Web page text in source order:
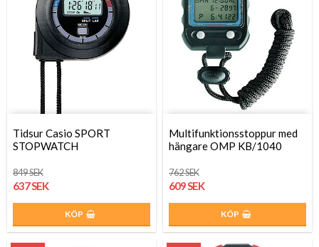
Tidsur Casio SPORT
STOPWATCH
849 SEK
637 SEK
KÖP
Multifunktionsstoppur med
hängare OMP KB/1040
762 SEK
609 SEK
KÖP